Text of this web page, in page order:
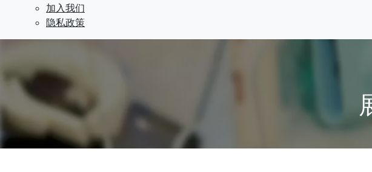
加入我们
隐私政策